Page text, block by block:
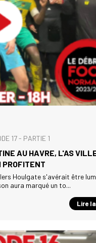
17 - PARTIE 1
AU HAVRE, L'AS
PROFITENT
Houlgate s'avérait être
aura marqué un to...
Lire